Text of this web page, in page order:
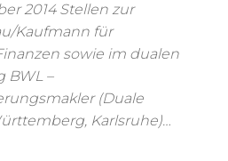
2014 Stellen zur
Kaufmann für
sowie im dualen
BWL –
(Duale
Karlsruhe)…